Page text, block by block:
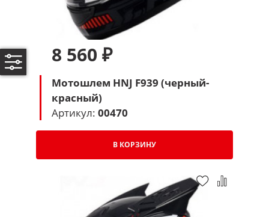
8 560 ₽
Мотошлем HNJ F939 (черный-
красный)
Артикул: 00470
В КОРЗИНУ